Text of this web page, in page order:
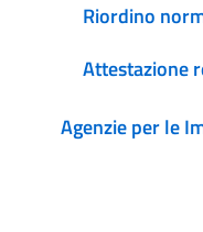
Riordino
Attestazione
Agenzie per le